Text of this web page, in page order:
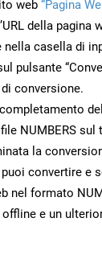
web “Pagina
della pagina
nella casella di
pulsante
conversione.
NUMBERS
la
puoi convertire e
nel formato
offline e un